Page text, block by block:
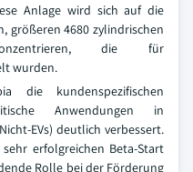
Anlage wird sich auf die
größeren 4680 zylindrischen
konzentrieren, die für
wurden.
kundenspezifischen
Anwendungen in
EVs) deutlich verbessert.
erfolgreichen Beta-Start
Rolle bei der Förderung